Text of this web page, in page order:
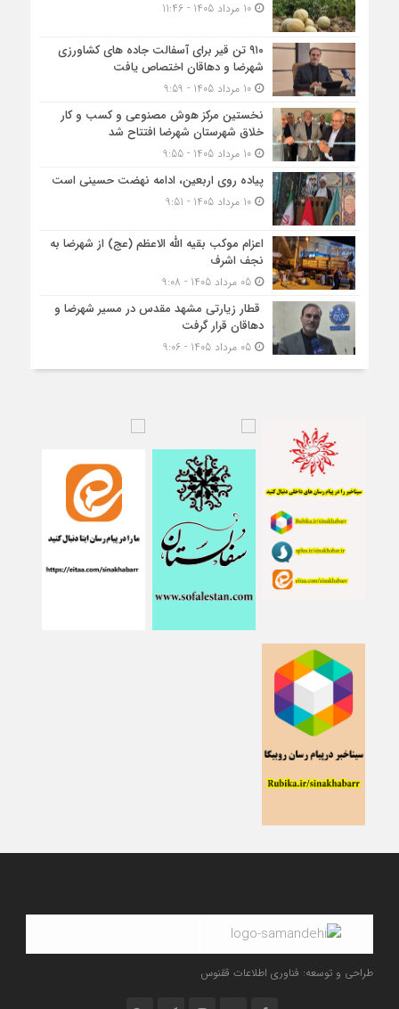
10 مرداد 1405 - 11:46
۹۱۰ تن قیر برای آسفالت جاده های کشاورزی
شهرضا و دهاقان اختصاص یافت
10 مرداد 1405 - 9:59
نخستین مرکز هوش مصنوعی و کسب‌ و کار
خلاق شهرستان شهرضا افتتاح شد
10 مرداد 1405 - 9:55
پیاده روی اربعین، ادامه نهضت حسینی است
10 مرداد 1405 - 9:51
اعزام موکب بقیه الله الاعظم (عج) از شهرضا به
نجف اشرف
05 مرداد 1405 - 9:08
قطار زیارتی مشهد مقدس در مسیر شهرضا و
دهاقان قرار گرفت
05 مرداد 1405 - 9:06
طراحی و توسعه: فناوری اطلاعات ققنوس